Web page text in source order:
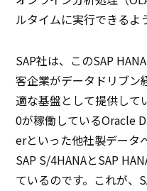
ルタイムに実行できるよ
SAP社は、このSAP
客企業がデータドリブン
適な基盤として提供して
0が稼働しているOracle
erといった他社製データ
SAP S/4HANAとSAP
ているのです。これが、